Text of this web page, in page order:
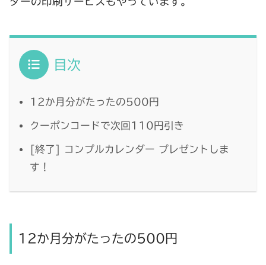
目次
12か月分がたったの500円
クーポンコードで次回110円引き
[終了] コンプルカレンダー プレゼントしま
す！
12か月分がたったの500円